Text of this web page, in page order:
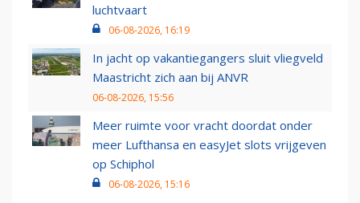
luchtvaart
06-08-2026, 16:19
In jacht op vakantiegangers sluit vliegveld
Maastricht zich aan bij ANVR
06-08-2026, 15:56
Meer ruimte voor vracht doordat onder
meer Lufthansa en easyJet slots vrijgeven
op Schiphol
06-08-2026, 15:16